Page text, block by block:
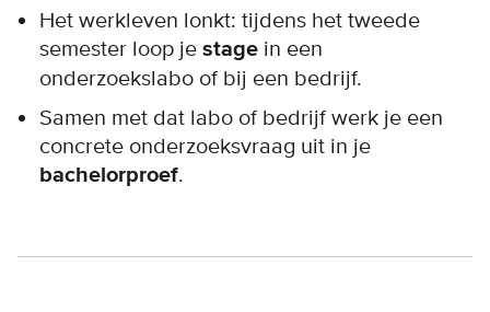
Het werkleven lonkt: tijdens het tweede
semester loop je stage in een
onderzoekslabo of bij een bedrijf.
Samen met dat labo of bedrijf werk je een
concrete onderzoeksvraag uit in je
bachelorproef.